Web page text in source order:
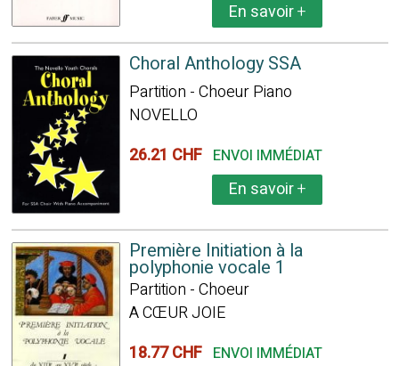
En savoir+
Choral Anthology SSA
Partition - Choeur Piano
NOVELLO
26.21 CHF ENVOI IMMÉDIAT
En savoir+
Première Initiation à la
polyphonie vocale 1
Partition - Choeur
A CŒUR JOIE
18.77 CHF ENVOI IMMÉDIAT